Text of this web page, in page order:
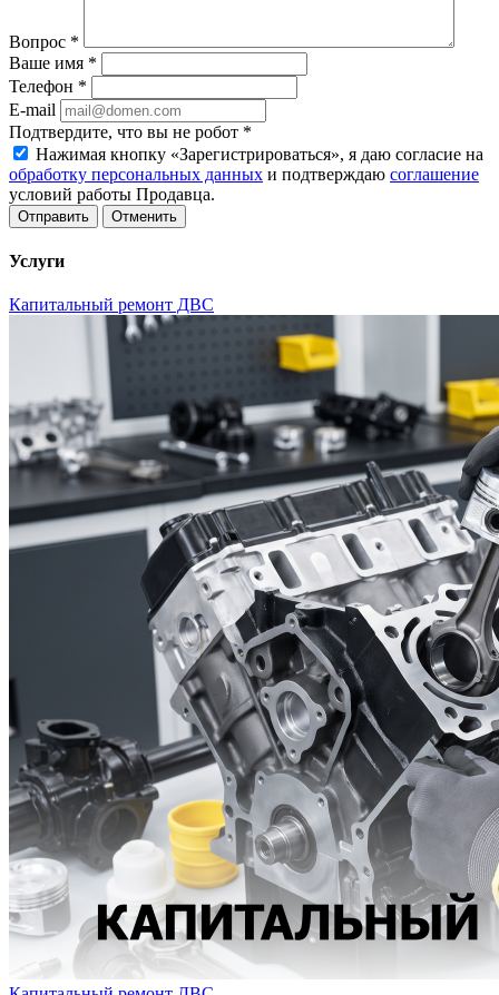
Вопрос *
Ваше имя *
Телефон *
E-mail
Подтвердите, что вы не робот *
Нажимая кнопку «Зарегистрироваться», я даю согласие на
обработку персональных данных и подтверждаю соглашение
условий работы Продавца.
Отменить
Услуги
Капитальный ремонт ДВС